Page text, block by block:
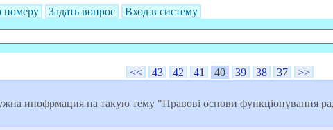
номеру Задать вопрос Вход в систему
<< 43 42 41 40 39 38 37
>>
инофрмация на такую тему "Правові основи функціонування